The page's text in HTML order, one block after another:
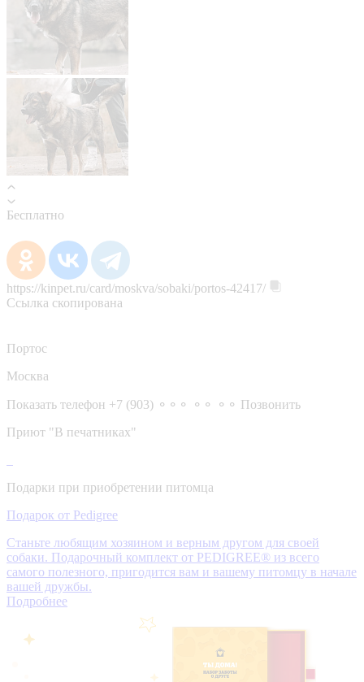
Бесплатно
https://kinpet.ru/card/moskva/sobaki/portos-42417/
Ссылка скопирована
Портос
Москва
Показать телефон +7 (903) ⚬⚬⚬ ⚬⚬ ⚬⚬ Позвонить
Приют "В печатниках"
Подарки при приобретении питомца
Подарок от Pedigree
Станьте любящим хозяином и верным другом для своей
собаки. Подарочный комплект от PEDIGREE® из всего
самого полезного, пригодится вам и вашему питомцу в начале
вашей дружбы.
Подробнее